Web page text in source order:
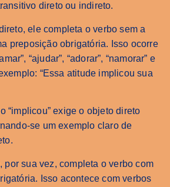
direto ou indireto.
ele completa o verbo sem a
preposição obrigatória. Isso ocorre
“ajudar”, “adorar”, “namorar” e
“Essa atitude implicou sua
“implicou” exige o objeto direto
se um exemplo claro de
por sua vez, completa o verbo com
Isso acontece com verbos